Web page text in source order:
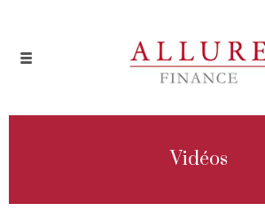
Vidéos